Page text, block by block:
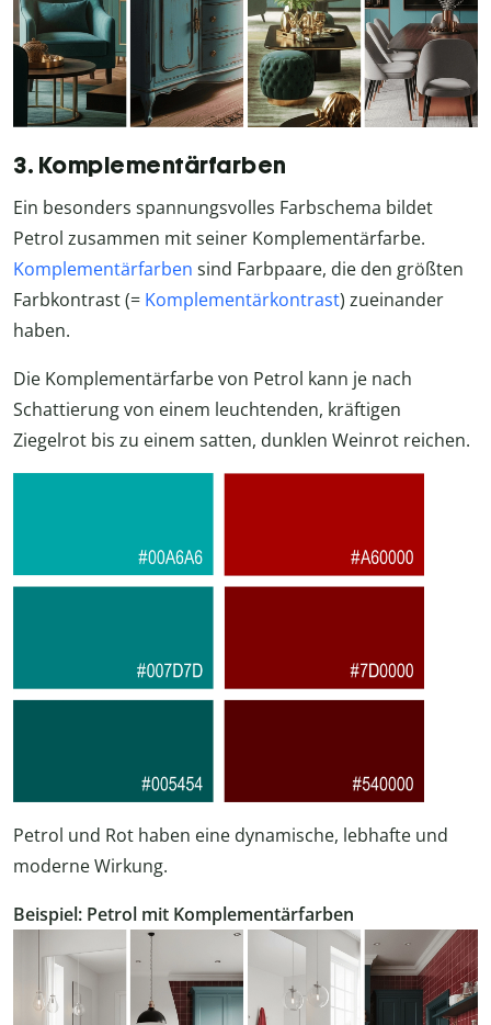
3. Komplementärfarben
Ein besonders spannungsvolles Farbschema bildet
Petrol zusammen mit seiner Komplementärfarbe.
Komplementärfarben sind Farbpaare, die den größten
Farbkontrast (= Komplementärkontrast) zueinander
haben.
Die Komplementärfarbe von Petrol kann je nach
Schattierung von einem leuchtenden, kräftigen
Ziegelrot bis zu einem satten, dunklen Weinrot reichen.
Petrol und Rot haben eine dynamische, lebhafte und
moderne Wirkung.
Beispiel: Petrol mit Komplementärfarben